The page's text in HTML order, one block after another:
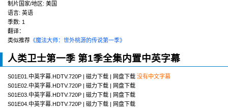
制片国家/地区: 美国
语言: 英语
季数: 1
翻译：
类似推荐 《魔法大师：世外桃源的传说第一季》
人类卫士第一季 第1季全集内置中英字幕
S01E01.中英字幕.HDTV.720P | 磁力下载 | 网盘下载 没有中文字幕
S01E02.中英字幕.HDTV.720P | 磁力下载 | 网盘下载
S01E03.中英字幕.HDTV.720P | 磁力下载 | 网盘下载
S01E04.中英字幕.HDTV.720P | 磁力下载 | 网盘下载